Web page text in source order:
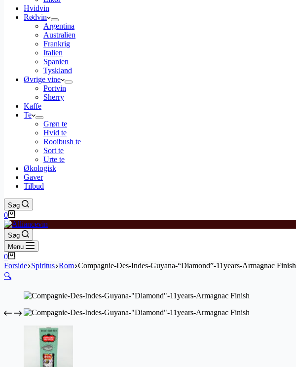
Hvidvin
Rødvin
Argentina
Australien
Frankrig
Italien
Spanien
Tyskland
Øvrige vine
Portvin
Sherry
Kaffe
Te
Grøn te
Hvid te
Rooibush te
Sort te
Urte te
Økologisk
Gaver
Tilbud
Søg
Indkøbskurv
0
Søg
Menu
Indkøbskurv
0
Forside Spiritus Rom Compagnie-Des-Indes-Guyana-“Diamond”-11years-Armagnac Finish
🔍